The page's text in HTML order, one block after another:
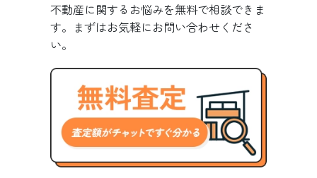
不動産に関するお悩みを無料で相談できま
す。まずはお気軽にお問い合わせくださ
い。